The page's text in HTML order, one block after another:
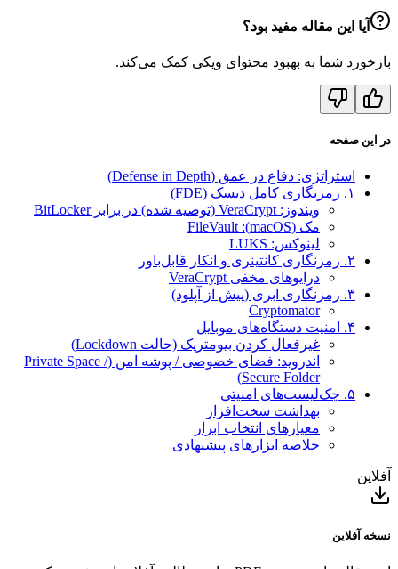
آیا این مقاله مفید بود؟
بازخورد شما به بهبود محتوای ویکی کمک می‌کند.
در این صفحه
استراتژی: دفاع در عمق (Defense in Depth)
۱. رمزنگاری کامل دیسک (FDE)
ویندوز: VeraCrypt (توصیه شده) در برابر BitLocker
مک (macOS): FileVault
لینوکس: LUKS
۲. رمزنگاری کانتینری و انکار قابل‌باور
درایوهای مخفی VeraCrypt
۳. رمزنگاری ابری (پیش از آپلود)
Cryptomator
۴. امنیت دستگاه‌های موبایل
غیرفعال کردن بیومتریک (حالت Lockdown)
اندروید: فضای خصوصی / پوشه امن (Private Space /
Secure Folder)
۵. چک‌لیست‌های امنیتی
بهداشت سخت‌افزار
معیارهای انتخاب ابزار
خلاصه ابزارهای پیشنهادی
آفلاین
نسخه آفلاین